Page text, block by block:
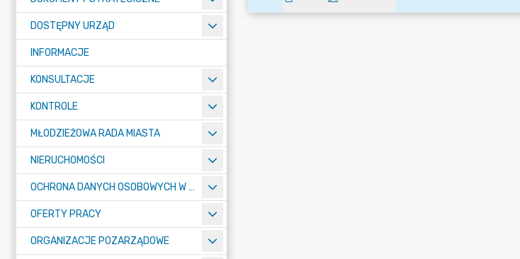
DOSTĘPNY URZĄD
INFORMACJE
KONSULTACJE
KONTROLE
MŁODZIEŻOWA RADA MIASTA
NIERUCHOMOŚCI
OCHRONA DANYCH OSOBOWYCH W URZĘDZIE MIASTA ŻORY - RODO
OFERTY PRACY
ORGANIZACJE POZARZĄDOWE